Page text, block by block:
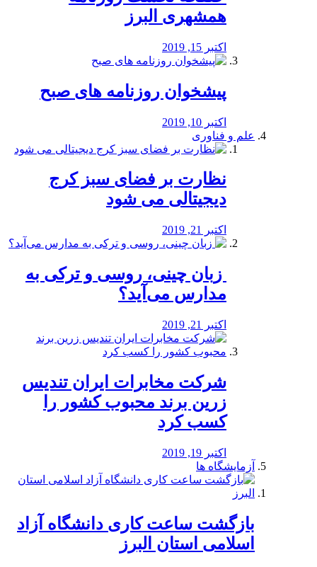
همشهری البرز
اکتبر 15, 2019
پیشخوان روزنامه های صبح
اکتبر 10, 2019
علم و فناوری
نظارت بر فضای سبز کرج
دیجیتالی می شود
اکتبر 21, 2019
️ زبان چینی، روسی و ترکی به
مدارس می‌آید؟
اکتبر 21, 2019
شرکت مخابرات ایران تندیس
زرین برند محبوب کشور را
کسب کرد
اکتبر 19, 2019
آزمایشگاه ها
بازگشت ساعت کاری دانشگاه آزاد
اسلامی استان البرز